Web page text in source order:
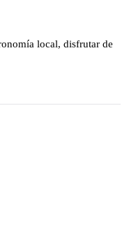
local, disfrutar de